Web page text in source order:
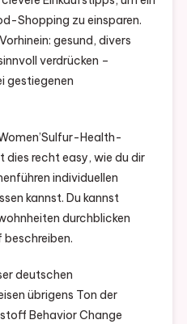
Shopping zu einsparen.
gesund, divers
verdrücken –
gestiegenen
Health-
dies recht easy, wie du dir
individuellen
kannst. Du kannst
durchblicken
beschreiben.
deutschen
übrigens Ton der
Behavior Change